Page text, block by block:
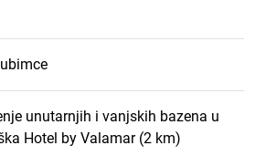
unutarnjih i vanjskih bazena u
Hotel by Valamar (2 km)